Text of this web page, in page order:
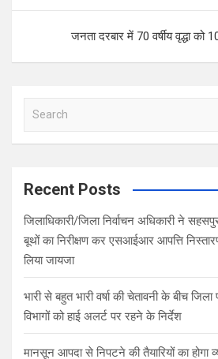
p
जनता दरबार में 70 वर्षीय वृद्धा को
a
c
Recent Posts
जिलाधिकारी/जिला निर्वाचन अधिकारी ने
बूथों का निरीक्षण कर एसआईआर आपत्ति
लिया जायजा
भारी से बहुत भारी वर्षा की चेतावनी के बीच
विभागों को हाई अलर्ट पर रहने के निर्देश
मानसून आपदा से निपटने की तैयारियों का होगा